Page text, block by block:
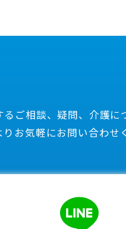
ご相談、疑問、介護に
お気軽にお問い合わせ